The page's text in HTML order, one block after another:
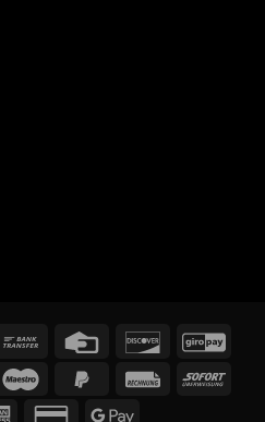
Bank
Credit
Discover
Maestro
PayPal
Rechung
American Credit Google